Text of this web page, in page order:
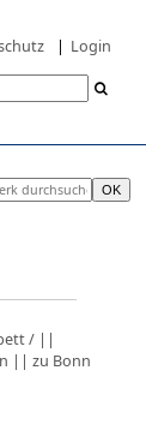
| Login
/ ||
|| zu Bonn